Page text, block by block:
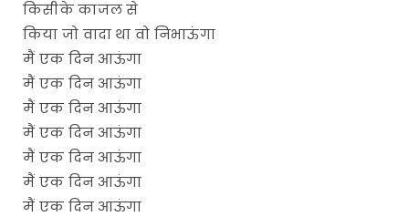
किसीके काजल से
किया जो वादा था वो निभाऊंगा
मैं एक दिन आऊंगा
मैं एक दिन आऊंगा
मैं एक दिन आऊंगा
मैं एक दिन आऊंगा
मैं एक दिन आऊंगा
मैं एक दिन आऊंगा
मैं एक दिन आऊंगा